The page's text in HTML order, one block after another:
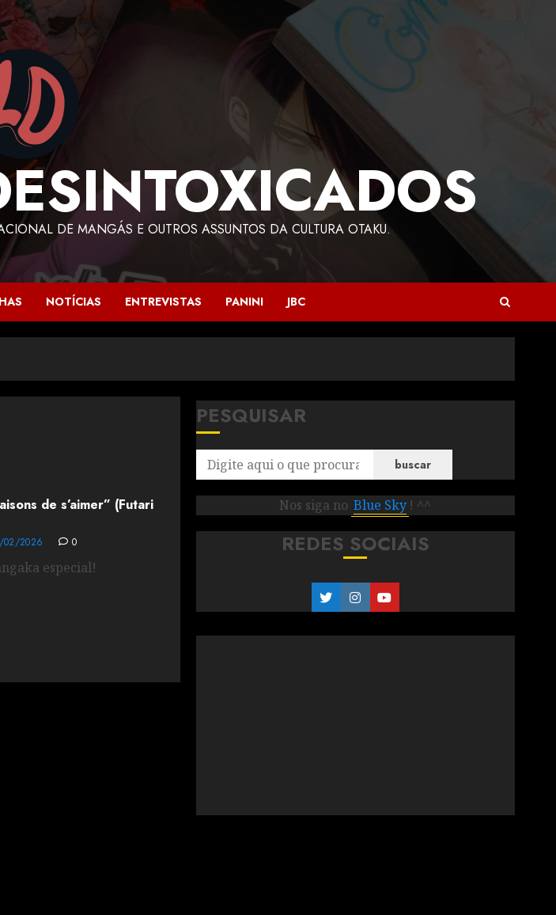
DE MANGÁS E OUTROS ASSUNTOS DA CULTURA OTAKU.
NOTÍCIAS ENTREVISTAS PANINI JBC
de s’aimer” (Futari
02/2026 0
especial!
PESQUISAR
buscar
Nos siga no Blue Sky ! ^^
REDES SOCIAIS